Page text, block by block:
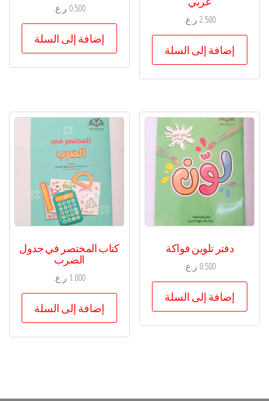
2.500ر.ع.
إضافة إلى السلة
0.500 ر.ع.
إضافة إلى السلة
دفتر تلوين فواكة
0.500 ر.ع.
إضافة إلى السلة
كتاب المختصر في جدول
الضرب
1.000 ر.ع.
إضافة إلى السلة